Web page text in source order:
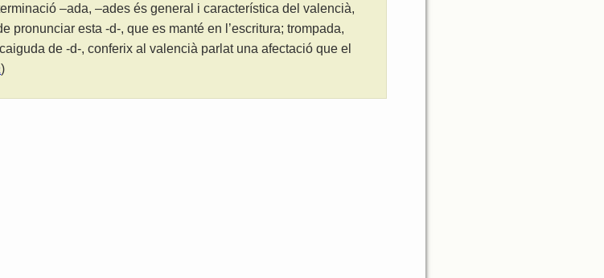
–ada, –ades és general i característica del valencià,
pronunciar esta -d-, que es manté en l’escritura; trompada,
de -d-, conferix al valencià parlat una afectació que el
)